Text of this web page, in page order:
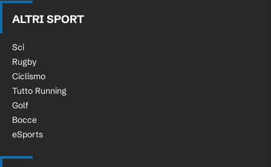
ALTRI SPORT
Sci
Rugby
Ciclismo
Tutto Running
Golf
Bocce
eSports